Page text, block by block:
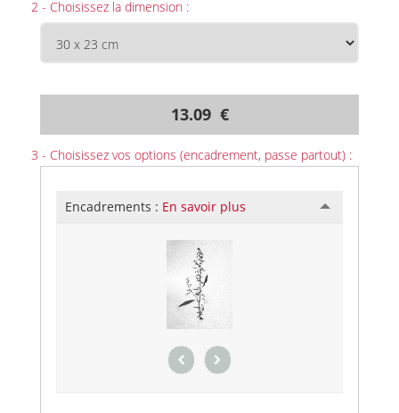
2 - Choisissez la dimension :
13.09 €
3 - Choisissez vos options (encadrement, passe partout) :
Encadrements : En savoir plus